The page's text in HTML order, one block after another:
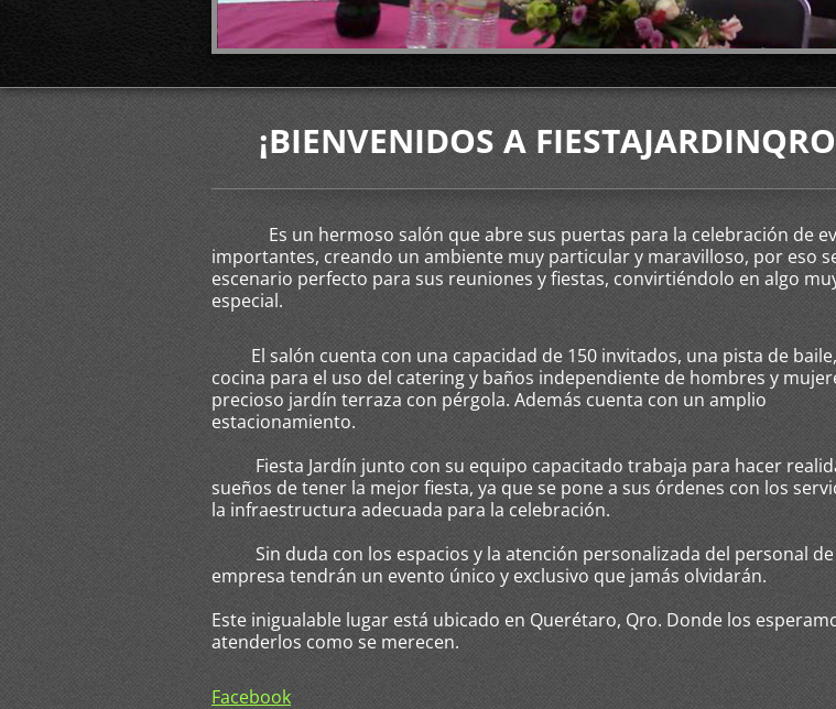
¡BIENVENIDOS A
Es un hermoso salón que abre sus puertas para la celebración de
importantes, creando un ambiente muy particular y maravilloso, por eso
escenario perfecto para sus reuniones y fiestas, convirtiéndolo en algo
especial.
El salón cuenta con una capacidad de 150 invitados, una pista de baile,
cocina para el uso del catering y baños independiente de hombres y
precioso jardín terraza con pérgola. Además cuenta con un amplio
estacionamiento.
Fiesta Jardín junto con su equipo capacitado trabaja para hacer
sueños de tener la mejor fiesta, ya que se pone a sus órdenes con los
la infraestructura adecuada para la celebración.
Sin duda con los espacios y la atención personalizada del personal de
empresa tendrán un evento único y exclusivo que jamás olvidarán.
Este inigualable lugar está ubicado en Querétaro, Qro. Donde los
atenderlos como se merecen.
Facebook